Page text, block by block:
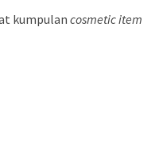
kumpulan cosmetic item